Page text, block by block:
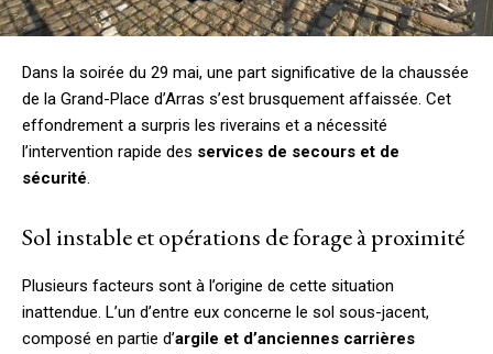
Dans la soirée du 29 mai, une part significative de la chaussée
de la Grand-Place d’Arras s’est brusquement affaissée. Cet
effondrement a surpris les riverains et a nécessité
l’intervention rapide des services de secours et de
sécurité.
Sol instable et opérations de forage à proximité
Plusieurs facteurs sont à l’origine de cette situation
inattendue. L’un d’entre eux concerne le sol sous-jacent,
composé en partie d’argile et d’anciennes carrières